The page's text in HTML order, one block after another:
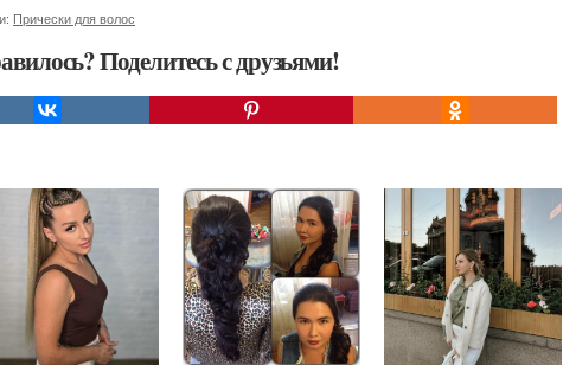
Прически для волос
Поделитесь с друзьями!